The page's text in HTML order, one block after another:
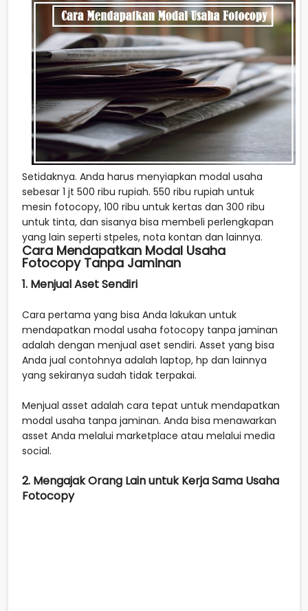
Setidaknya. Anda harus menyiapkan modal usaha
sebesar 1 jt 500 ribu rupiah. 550 ribu rupiah untuk
mesin fotocopy, 100 ribu untuk kertas dan 300 ribu
untuk tinta, dan sisanya bisa membeli perlengkapan
yang lain seperti stpeles, nota kontan dan lainnya.
Cara Mendapatkan Modal Usaha
Fotocopy Tanpa Jaminan
1. Menjual Aset Sendiri
Cara pertama yang bisa Anda lakukan untuk
mendapatkan modal usaha fotocopy tanpa jaminan
adalah dengan menjual aset sendiri. Asset yang bisa
Anda jual contohnya adalah laptop, hp dan lainnya
yang sekiranya sudah tidak terpakai.
Menjual asset adalah cara tepat untuk mendapatkan
modal usaha tanpa jaminan. Anda bisa menawarkan
asset Anda melalui marketplace atau melalui media
social.
2. Mengajak Orang Lain untuk Kerja Sama Usaha
Fotocopy